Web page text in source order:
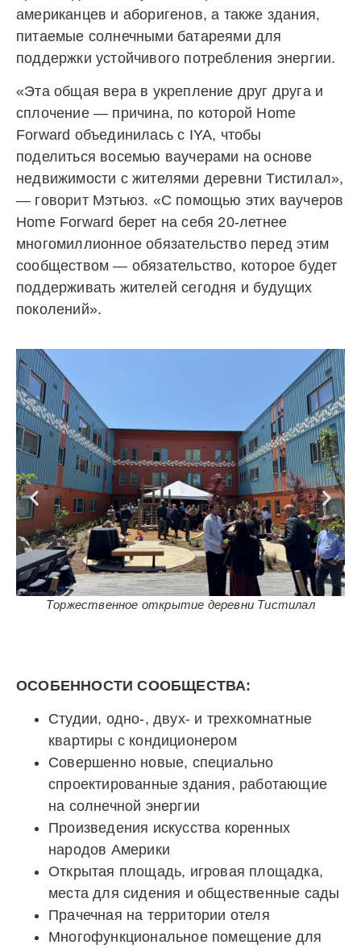
американцев и аборигенов, а также здания,
питаемые солнечными батареями для
поддержки устойчивого потребления энергии.
«Эта общая вера в укрепление друг друга и
сплочение — причина, по которой Home
Forward объединилась с IYA, чтобы
поделиться восемью ваучерами на основе
недвижимости с жителями деревни Тистилал»,
— говорит Мэтьюз. «С помощью этих ваучеров
Home Forward берет на себя 20-летнее
многомиллионное обязательство перед этим
сообществом — обязательство, которое будет
поддерживать жителей сегодня и будущих
поколений».
Мэр города Portland Кит Уилсон
ОСОБЕННОСТИ СООБЩЕСТВА:
Студии, одно-, двух- и трехкомнатные
квартиры с кондиционером
Совершенно новые, специально
спроектированные здания, работающие
на солнечной энергии
Произведения искусства коренных
народов Америки
Открытая площадь, игровая площадка,
места для сидения и общественные сады
Прачечная на территории отеля
Многофункциональное помещение для